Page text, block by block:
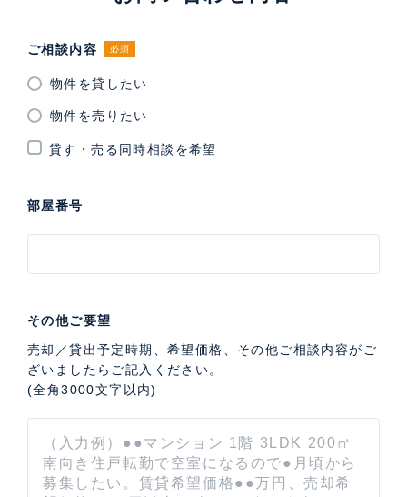
ご相談内容 必須
物件を貸したい
物件を売りたい
貸す・売る同時相談を希望
部屋番号
その他ご要望
売却／貸出予定時期、希望価格、その他ご相談内容がご
ざいましたらご記入ください。
(全角3000文字以内)